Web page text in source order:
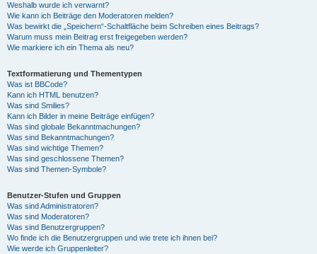
Weshalb wurde ich verwarnt?
Wie kann ich Beiträge den Moderatoren melden?
Was bewirkt die „Speichern“-Schaltfläche beim Schreiben eines Beitrags?
Warum muss mein Beitrag erst freigegeben werden?
Wie markiere ich ein Thema als neu?
Textformatierung und Thementypen
Was ist BBCode?
Kann ich HTML benutzen?
Was sind Smilies?
Kann ich Bilder in meine Beiträge einfügen?
Was sind globale Bekanntmachungen?
Was sind Bekanntmachungen?
Was sind wichtige Themen?
Was sind geschlossene Themen?
Was sind Themen-Symbole?
Benutzer-Stufen und Gruppen
Was sind Administratoren?
Was sind Moderatoren?
Was sind Benutzergruppen?
Wo finde ich die Benutzergruppen und wie trete ich ihnen bei?
Wie werde ich Gruppenleiter?